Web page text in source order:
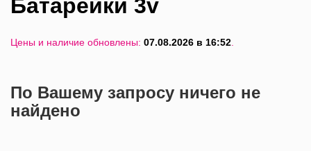
Батарейки 3v
Цены и наличие обновлены: 07.08.2026 в 16:52.
По Вашему запросу ничего не
найдено